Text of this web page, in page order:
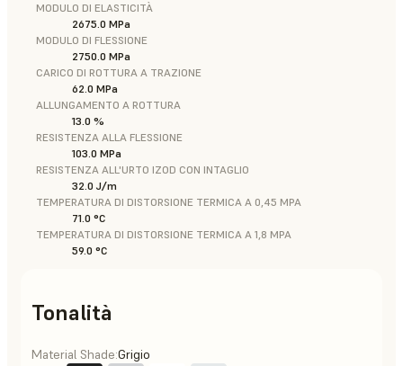
MODULO DI ELASTICITÀ
2675.0 MPa
MODULO DI FLESSIONE
2750.0 MPa
CARICO DI ROTTURA A TRAZIONE
62.0 MPa
ALLUNGAMENTO A ROTTURA
13.0 %
RESISTENZA ALLA FLESSIONE
103.0 MPa
RESISTENZA ALL'URTO IZOD CON INTAGLIO
32.0 J/m
TEMPERATURA DI DISTORSIONE TERMICA A 0,45 MPA
71.0 °C
TEMPERATURA DI DISTORSIONE TERMICA A 1,8 MPA
59.0 °C
Tonalità
Material Shade:Grigio